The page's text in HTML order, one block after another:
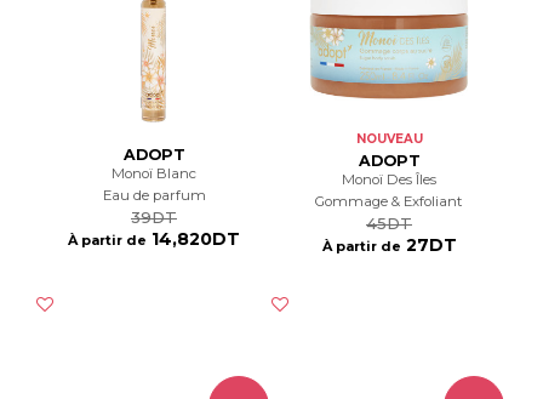
ADOPT
Monoï Blanc
Eau de parfum
39DT
À partir de 14,820DT
NOUVEAU
ADOPT
Monoï Des Îles
Gommage & Exfoliant
45DT
À partir de 27DT